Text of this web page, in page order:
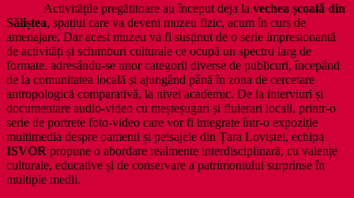
Activitățile pregătitoare au început deja la vechea școală din
Săliștea, spațiul care va deveni muzeu fizic, acum în curs de
amenajare. Dar acest muzeu va fi susținut de o serie impresionantă
de activități și schimburi culturale ce ocupă un spectru larg de
formate, adresându-se unor categorii diverse de publicuri, începând
de la comunitatea locală și ajungând până în zona de cercetare
antropologică comparativă, la nivel academic. De la interviuri și
documentare audio-video cu meșteșugari și fluierari locali, printr-o
serie de portrete foto-video care vor fi integrate într-o expoziție
multimedia despre oamenii și peisajele din Țara Loviștei, echipa
ISVOR propune o abordare realmente interdisciplinară, cu valențe
culturale, educative și de conservare a patrimoniului surprinse în
multiple medii.